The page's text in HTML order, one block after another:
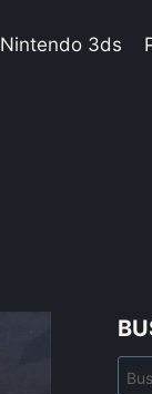
Nintendo 3ds